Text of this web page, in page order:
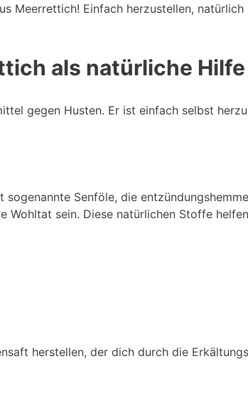
Meerrettich! Einfach herzustellen,
als natürliche Hilfe
gegen Husten. Er ist einfach selbst
Senföle, die
sein. Diese natürlichen Stoffe
herstellen, der dich durch die